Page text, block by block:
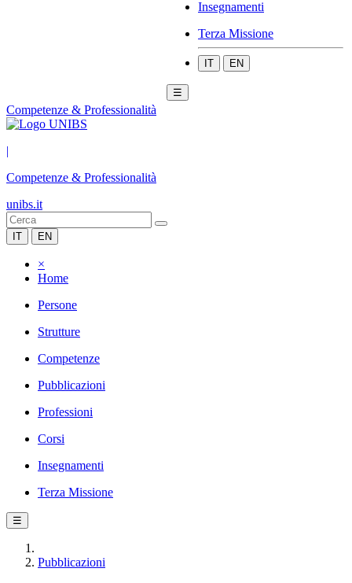
Insegnamenti
Terza Missione
IT EN
☰
Competenze & Professionalità
|
Competenze & Professionalità
unibs.it
IT EN
×
Home
Persone
Strutture
Competenze
Pubblicazioni
Professioni
Corsi
Insegnamenti
Terza Missione
☰
Pubblicazioni